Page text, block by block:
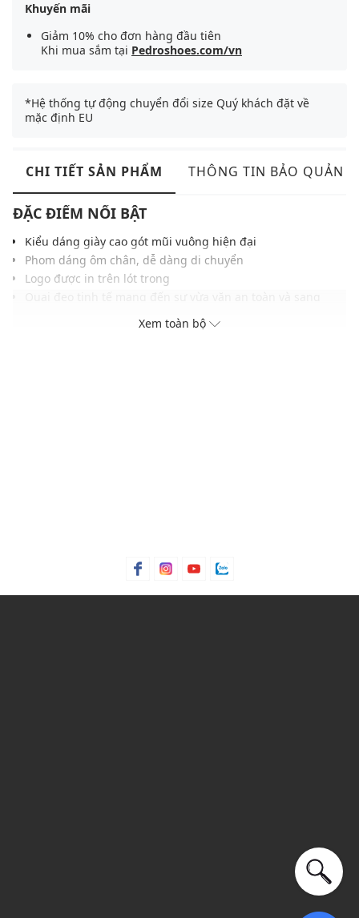
Khuyến mãi
Giảm 10% cho đơn hàng đầu tiên
Khi mua sắm tại Pedroshoes.com/vn
*Hệ thống tự động chuyển đổi size Quý khách đặt về
mặc định EU
CHI TIẾT SẢN PHẨM THÔNG TIN BẢO QUẢN
ĐẶC ĐIỂM NỔI BẬT
Kiểu dáng giày cao gót mũi vuông hiện đại
Phom dáng ôm chân, dễ dàng di chuyển
Logo được in trên lót trong
Gam màu hiện đại dễ dàng phối với nhiều trang phục và
Xu hướng theo mùa: Sử dụng được tất cả các mùa trong
Xem toàn bộ